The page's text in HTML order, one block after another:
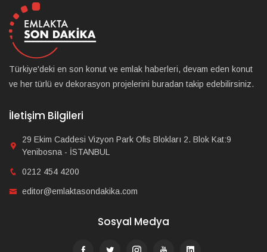
Türkiye'deki en son konut ve emlak haberleri, devam eden konut
ve her türlü ev dekorasyon projelerini buradan takip edebilirsiniz.
İletişim Bilgileri
29 Ekim Caddesi Vizyon Park Ofis Blokları 2. Blok Kat:9
Yenibosna - İSTANBUL
0212 454 4200
editor@emlaktasondakika.com
Sosyal Medya